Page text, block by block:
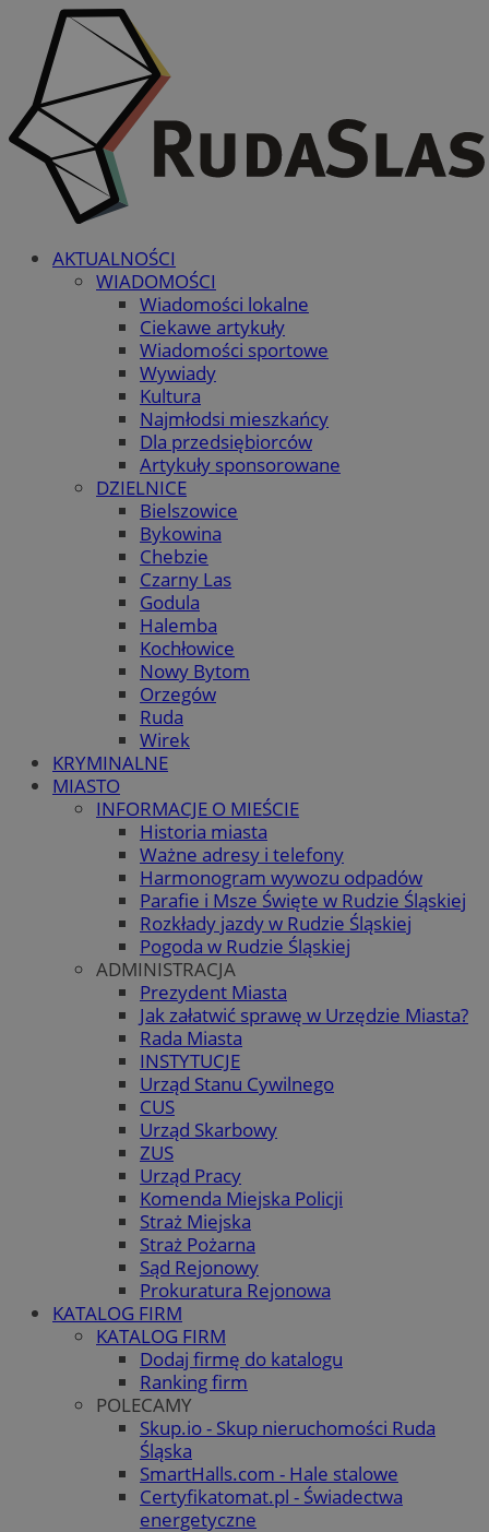
AKTUALNOŚCI
WIADOMOŚCI
Wiadomości lokalne
Ciekawe artykuły
Wiadomości sportowe
Wywiady
Kultura
Najmłodsi mieszkańcy
Dla przedsiębiorców
Artykuły sponsorowane
DZIELNICE
Bielszowice
Bykowina
Chebzie
Czarny Las
Godula
Halemba
Kochłowice
Nowy Bytom
Orzegów
Ruda
Wirek
KRYMINALNE
MIASTO
INFORMACJE O MIEŚCIE
Historia miasta
Ważne adresy i telefony
Harmonogram wywozu odpadów
Parafie i Msze Święte w Rudzie Śląskiej
Rozkłady jazdy w Rudzie Śląskiej
Pogoda w Rudzie Śląskiej
ADMINISTRACJA
Prezydent Miasta
Jak załatwić sprawę w Urzędzie Miasta?
Rada Miasta
INSTYTUCJE
Urząd Stanu Cywilnego
CUS
Urząd Skarbowy
ZUS
Urząd Pracy
Komenda Miejska Policji
Straż Miejska
Straż Pożarna
Sąd Rejonowy
Prokuratura Rejonowa
KATALOG FIRM
KATALOG FIRM
Dodaj firmę do katalogu
Ranking firm
POLECAMY
Skup.io - Skup nieruchomości Ruda
Śląska
SmartHalls.com - Hale stalowe
Certyfikatomat.pl - Świadectwa
energetyczne